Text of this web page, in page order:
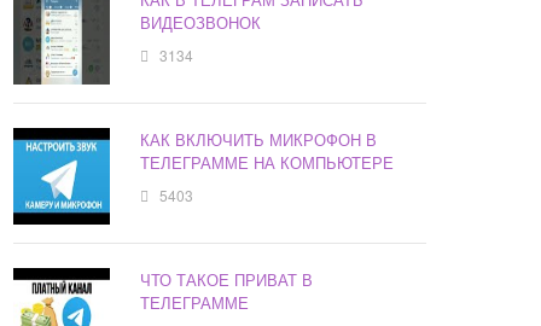
ВИДЕОЗВОНОК
3134
КАК ВКЛЮЧИТЬ МИКРОФОН В
ТЕЛЕГРАММЕ НА КОМПЬЮТЕРЕ
5403
ЧТО ТАКОЕ ПРИВАТ В
ТЕЛЕГРАММЕ